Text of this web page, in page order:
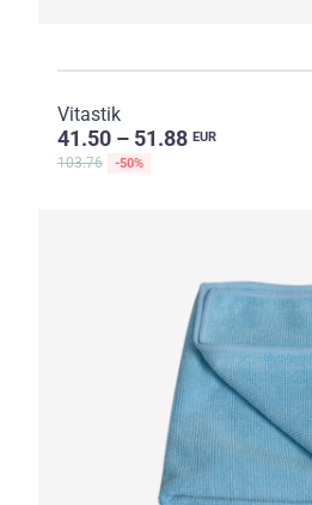
Vitastik
41.50 – 51.88 EUR
103.76 -50%